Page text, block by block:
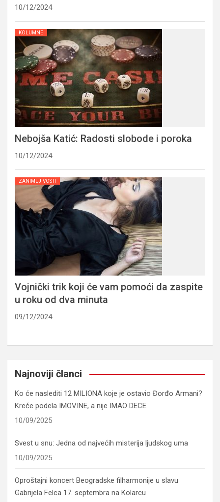
10/12/2024
KOLUMNE
Nebojša Katić: Radosti slobode i poroka
10/12/2024
ZANIMLJIVOSTI
Vojnički trik koji će vam pomoći da zaspite
u roku od dva minuta
09/12/2024
Najnoviji članci
Ko će naslediti 12 MILIONA koje je ostavio Đorđo Armani?
Kreće podela IMOVINE, a nije IMAO DECE
10/09/2025
Svest u snu: Jedna od najvećih misterija ljudskog uma
10/09/2025
Oproštajni koncert Beogradske filharmonije u slavu
Gabrijela Felca 17. septembra na Kolarcu